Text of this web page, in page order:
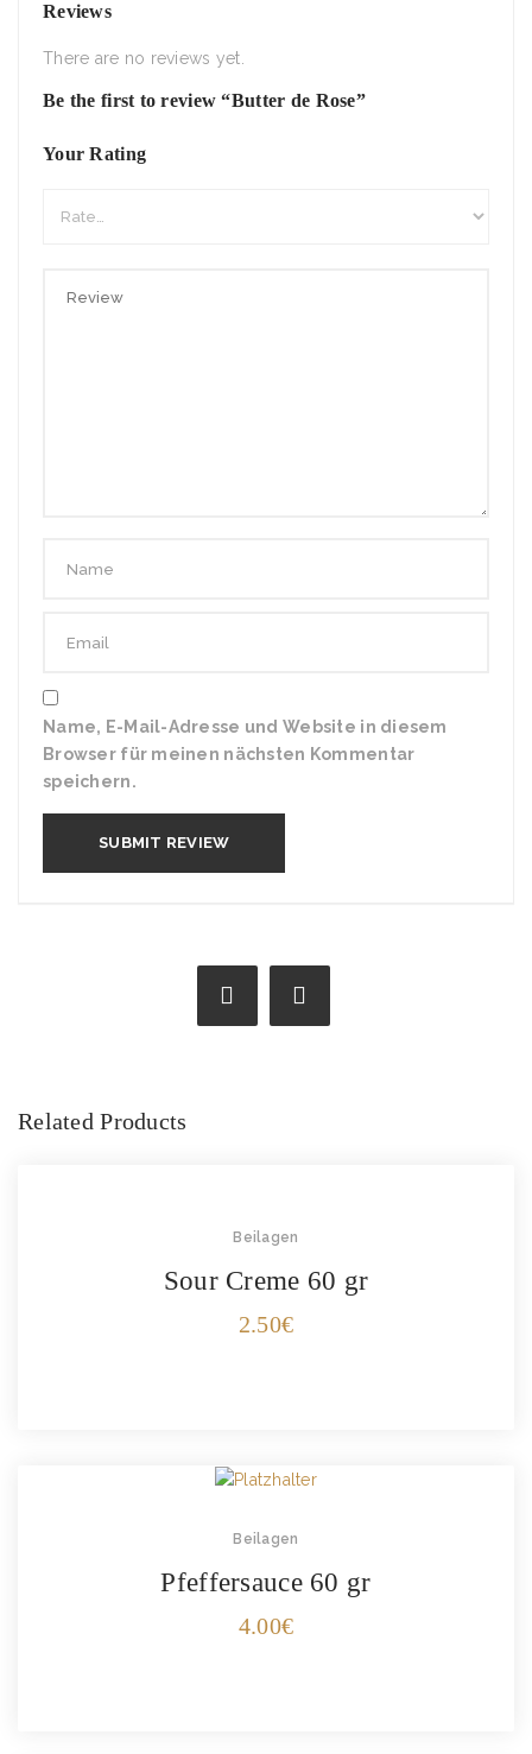
Reviews
There are no reviews yet.
Be the first to review “Butter de Rose”
Your Rating
Name, E-Mail-Adresse und Website in diesem
Browser für meinen nächsten Kommentar
speichern.
Related Products
Beilagen
Sour Creme 60 gr
2.50€
Beilagen
Pfeffersauce 60 gr
4.00€